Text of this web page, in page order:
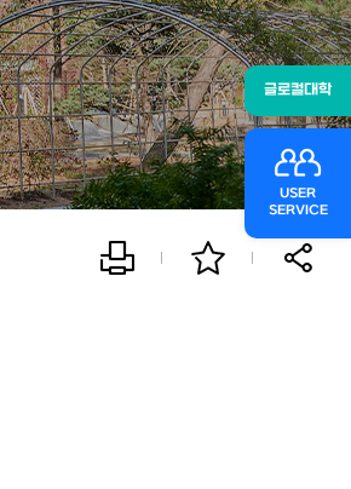
글로컬대학
USER
SERVICE